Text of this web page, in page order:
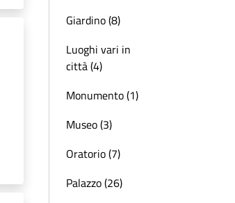
Giardino (8)
Luoghi vari in
città (4)
Monumento (1)
Museo (3)
Oratorio (7)
Palazzo (26)